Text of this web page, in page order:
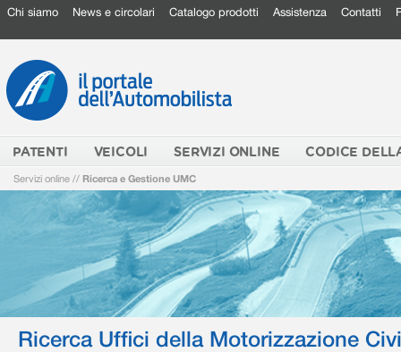
Chi siamo News e circolari Catalogo prodotti Assistenza Contatti
PATENTI VEICOLI SERVIZI ONLINE CODICE
Servizi online // Ricerca e Gestione UMC
Ricerca Uffici della Motorizzazione